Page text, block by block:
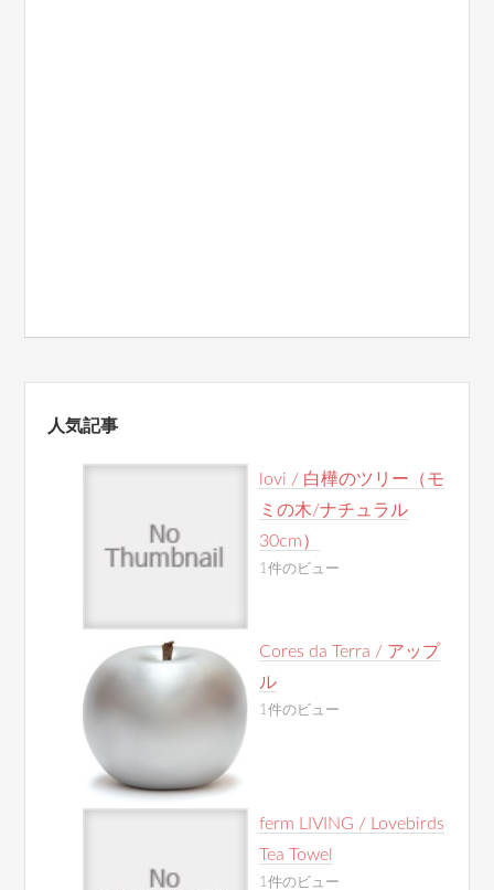
人気記事
lovi / 白樺のツリー（モ
ミの木/ナチュラル
30cm）
1件のビュー
Cores da Terra / アップ
ル
1件のビュー
ferm LIVING / Lovebirds
Tea Towel
1件のビュー